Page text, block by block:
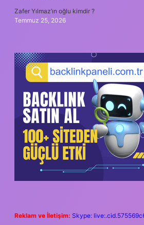
Zafer Yılmaz’ın oğlu kimdir ?
Temmuz 25, 2026
Reklam ve İletişim: Skype: